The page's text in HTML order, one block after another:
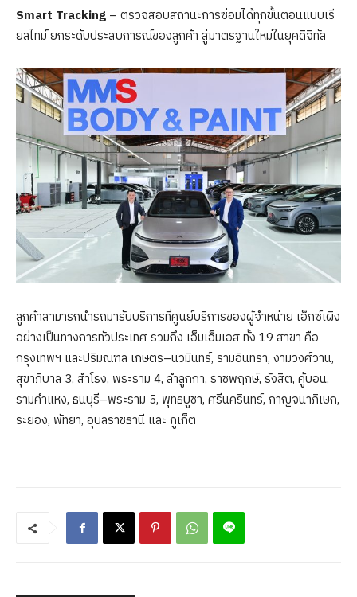
Smart Tracking – ตรวจสอบสถานะการซ่อมได้ทุกขั้นตอนแบบเรี
ยลไทม์ ยกระดับประสบการณ์ของลูกค้า สู่มาตรฐานใหม่ในยุคดิจิทัล
ลูกค้าสามารถนำรถมารับบริการที่ศูนย์บริการของผู้จำหน่าย เอ็กซ์เผิง
อย่างเป็นทางการทั่วประเทศ รวมถึง เอ็มเอ็มเอส ทั้ง 19 สาขา คือ
กรุงเทพฯ และปริมณฑล เกษตร–นวมินทร์, รามอินทรา, งามวงศ์วาน,
สุขาภิบาล 3, สําโรง, พระราม 4, ลำลูกกา, ราชพฤกษ์, รังสิต, คู้บอน,
รามคำแหง, ธนบุรี–พระราม 5, พุทธบูชา, ศรีนครินทร์, กาญจนาภิเษก,
ระยอง, พัทยา, อุบลราชธานี และ ภูเก็ต